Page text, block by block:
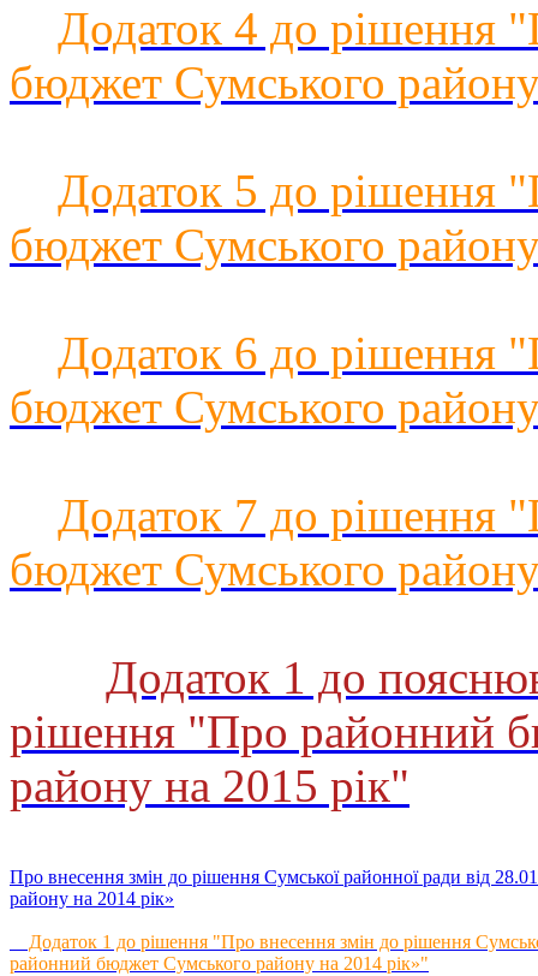
Додаток 4 до рішення
бюджет Сумського
Додаток 5 до рішення
бюджет Сумського
Додаток 6 до рішення
бюджет Сумського
Додаток 7 до рішення
бюджет Сумського
Додаток 1 до
рішення "Про районний
району на 2015 рік"
Про внесення змін до рішення Сумської районної ради від
району на 2014 рік»
Додаток 1 до рішення "Про внесення змін до рішення
районний бюджет Сумського району на 2014 рік»"